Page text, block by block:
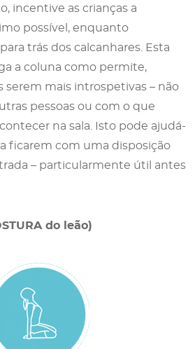
incentive as crianças a
possível, enquanto
trás dos calcanhares. Esta
a coluna como permite,
serem mais introspetivas – não
pessoas ou com o que
na sala. Isto pode ajudá-
ficarem com uma disposição
– particularmente útil antes
do leão)